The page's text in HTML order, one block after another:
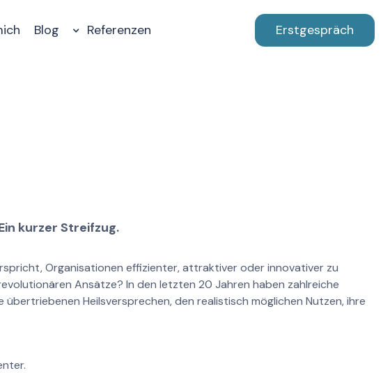
Blog Referenzen Erstgespräch
kurzer Streifzug.
Organisationen effizienter, attraktiver oder innovativer zu
Ansätze? In den letzten 20 Jahren haben zahlreiche
Heilsversprechen, den realistisch möglichen Nutzen, ihre